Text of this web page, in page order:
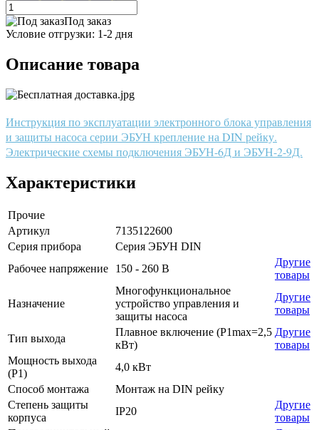
Под заказ
Условие отгрузки: 1-2 дня
Описание товара
Инструкция по эксплуатации электронного блока управления
и защиты насоса серии ЭБУН крепление на DIN рейку.
Электрические схемы подключения ЭБУН-6Д и ЭБУН-2-9Д.
Характеристики
Прочие
Артикул
7135122600
Серия прибора
Серия ЭБУН DIN
Рабочее напряжение
150 - 260 В
Другие
товары
Назначение
Многофункциональное
устройство управления и
защиты насоса
Другие
товары
Тип выхода
Плавное включение (P1max=2,5
кВт)
Другие
товары
Мощность выхода
(P1)
4,0 кВт
Способ монтажа
Монтаж на DIN рейку
Степень защиты
корпуса
IP20
Другие
товары